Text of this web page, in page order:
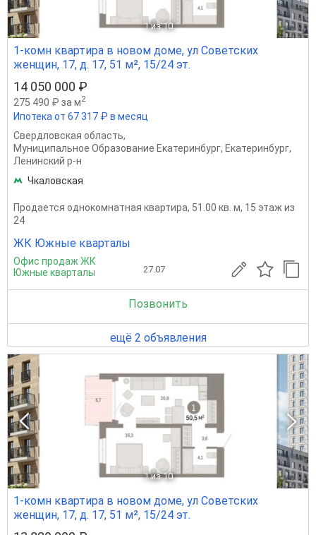
1 из 10
1-комн квартира в новом доме, ул Советских
женщин, 17, д. 17, 51 м², 15/24 эт.
14 050 000 ₽
275 490 ₽ за м2
Ипотека от 67 317 ₽ в месяц
Свердловская область,
Муниципальное Образование Екатеринбург, Екатеринбург,
Ленинский р-н
Чкаловская
Продается однокомнатная квартира, 51.00 кв. м, 15 этаж из
24
ЖК Южные кварталы
Офис продаж ЖК
Южные кварталы
27.07
Позвонить
ещё 2 объявления
1 из 10
1-комн квартира в новом доме, ул Советских
женщин, 17, д. 17, 51 м², 15/24 эт.